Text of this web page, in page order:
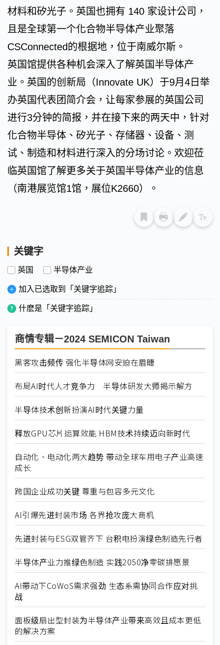
材料和矽光子。英国也拥有 140 家设计公司，
且是全球第一个化合物半导体产业聚落
CSConnected的根据地，位于南威尔斯。
英国馆提供各种机会深入了解英国半导体产
业。英国的创新局（Innovate UK）于9月4日举
办英国代表团简介会，让每家参展的英国公司
进行3分钟的简报，并在接下来的两天中，针对
化合物半导体、矽光子、存储器、设备、测
试、制造和材料进行深入的分场讨论。欢迎莅
临英国馆了解更多关于英国半导体产业的信息
（南港展览馆1馆，展位K2660）。
关键字
英国 半导体产业
加入已选取到「关键字追踪」
什麽是「关键字追踪」
商情专辑－2024 SEMICON Taiwan
黑客攻击频传 强化半导体网安迫在眉睫
布局AI时代人才竞争力 半导体研发大师揭示解方
半导体技术创新扮演AI时代关键力量
释放GPU芯片运算效能 HBM技术持续迈向新时代
自动化、电动化两大趋势 带动全球车用电子产业高速
成长
跨国企业成功关键 尊重与包容多元文化
AI引爆先进封装市场 各界抢攻庞大商机
先进封装与ESG双管齐下 台积电扮演绿色制造先行者
半导体产业力推绿色制造 实践2050净零碳排愿景
AI带动下CoWoS需求强劲 生态系需协同合作应对挑
战
面板级扇出型封装为半导体产业带来高效且成本更低
的解决方案